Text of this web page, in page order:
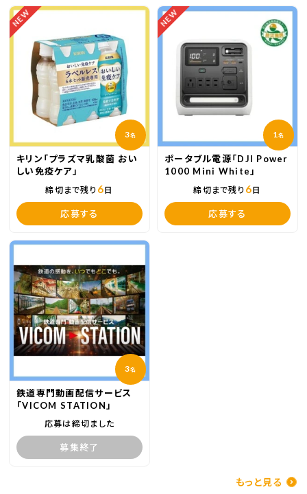
NEW
3名
キリン「プラズマ乳酸菌 おい
しい免疫ケア」
締切まで残り 6日
応募する
NEW
1 名
ポータブル電源「DJI Power
1000 Mini White」
締切まで残り 6日
応募する
3名
鉄道専門動画配信サービス
「VICOM STATION」
応募は締切ました
募集終了
もっと見る